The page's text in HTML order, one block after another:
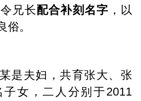
令兄长配合补刻名字 ，以
俗。
是夫妇，共育张大、张
女，二人分别于2011